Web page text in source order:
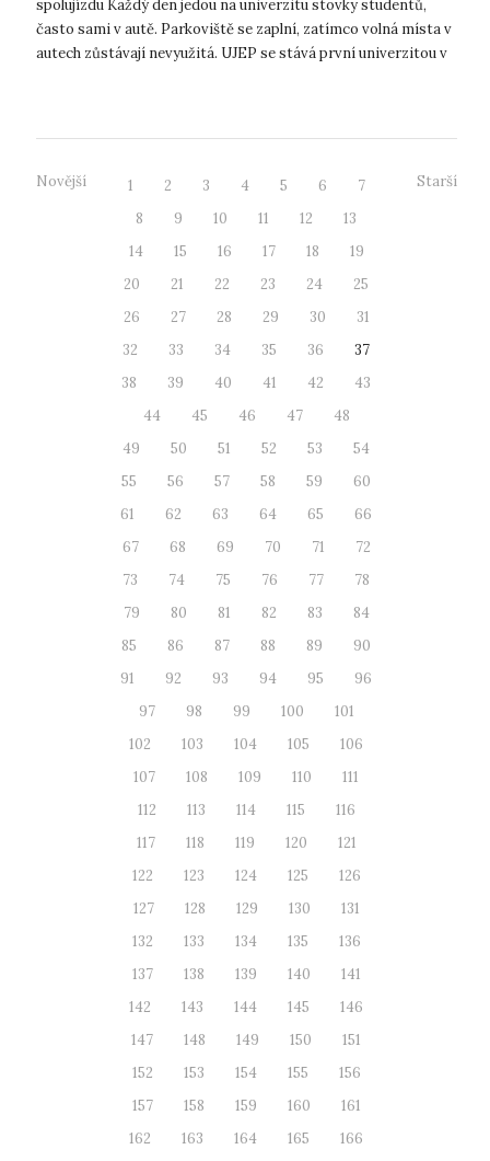
spolujízdu Každý den jedou na univerzitu stovky studentů,
často sami v autě. Parkoviště se zaplní, zatímco volná místa v
autech zůstávají nevyužitá. UJEP se stává první univerzitou v
Novější 1 2 3 4 5 6
7
8
9 10 11 12
13
14
15 16 17 18
19
20
21 22 23 24
25
26
27 28 29 30
31
32
33 34 35 36
37
38
39 40 41 42
43
44
45 46 47
48
49
50 51 52 53
54
55
56 57 58 59
60
61
62 63 64 65
66
67
68 69 70 71
72
73
74 75 76 77
78
79
80 81 82 83
84
85
86 87 88 89
90
91
92 93 94 95
96
97
98 99 100
101
102
103 104 105
106
107
108 109 110
111
112
113 114 115
116
117
118 119 120
121
122
123 124 125
126
127
128 129 130
131
132
133 134 135
136
137
138 139 140
141
142
143 144 145
146
147
148 149 150
151
152
153 154 155
156
157
158 159 160
161
162
163 164 165
166
Starší